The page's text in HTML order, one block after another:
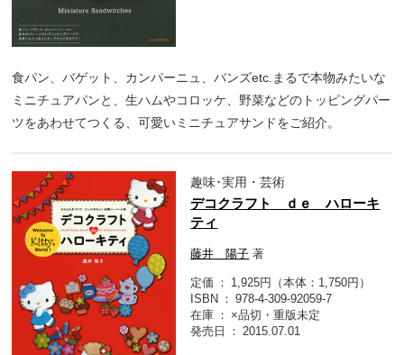
食パン、バゲット、カンパーニュ、バンズetc.まるで本物みたいな
ミニチュアパンと、生ハムやコロッケ、野菜などのトッピングパー
ツをあわせてつくる、可愛いミニチュアサンドをご紹介。
趣味･実用・芸術
デコクラフト ｄｅ ハローキ
ティ
藤井 陽子 著
定価
1,925円（本体：1,750円）
ISBN
978-4-309-92059-7
在庫
×品切・重版未定
発売日
2015.07.01